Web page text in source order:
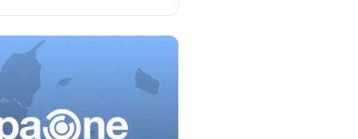
koster både tid,…